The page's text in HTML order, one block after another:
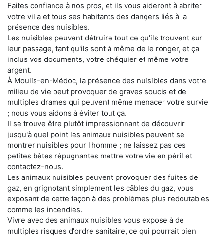
Faites confiance à nos pros, et ils vous aideront à abriter
votre villa et tous ses habitants des dangers liés à la
présence des nuisibles.
Les nuisibles peuvent détruire tout ce qu'ils trouvent sur
leur passage, tant qu'ils sont à même de le ronger, et ça
inclus vos documents, votre chéquier et même votre
argent.
À Moulis-en-Médoc, la présence des nuisibles dans votre
milieu de vie peut provoquer de graves soucis et de
multiples drames qui peuvent même menacer votre survie
; nous vous aidons à éviter tout ça.
Il se trouve être plutôt impressionnant de découvrir
jusqu'à quel point les animaux nuisibles peuvent se
montrer nuisibles pour l'homme ; ne laissez pas ces
petites bêtes répugnantes mettre votre vie en péril et
contactez-nous.
Les animaux nuisibles peuvent provoquer des fuites de
gaz, en grignotant simplement les câbles du gaz, vous
exposant de cette façon à des problèmes plus redoutables
comme les incendies.
Vivre avec des animaux nuisibles vous expose à de
multiples risques d'ordre sanitaire, ce qui pourrait bien